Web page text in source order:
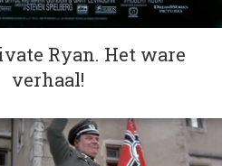
Ryan. Het ware
verhaal!